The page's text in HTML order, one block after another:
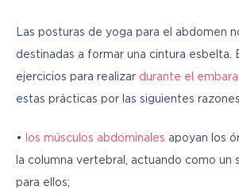
Las posturas de yoga para el abdomen
destinadas a formar una cintura esbelta.
ejercicios para realizar durante el
estas prácticas por las siguientes
• los músculos abdominales apoyan los
la columna vertebral, actuando como un
para ellos;